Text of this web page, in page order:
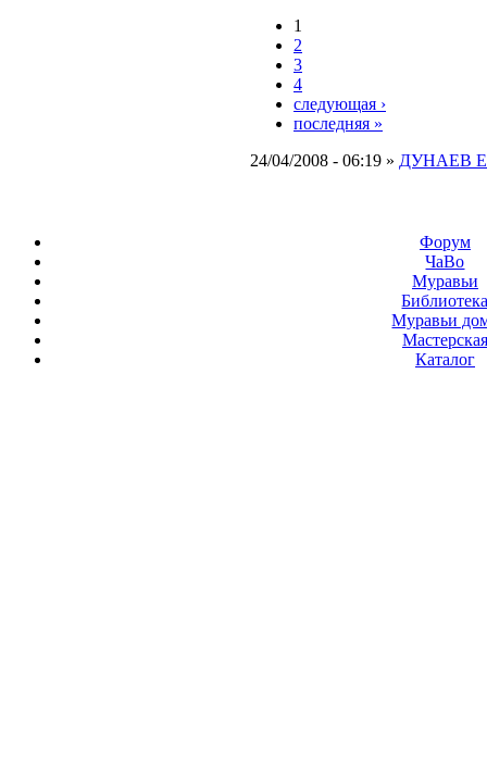
1
2
3
4
следующая ›
последняя »
24/04/2008 - 06:19 » ДУНАЕВ
Форум
ЧаВо
Муравьи
Муравьи
Мастерская
Каталог